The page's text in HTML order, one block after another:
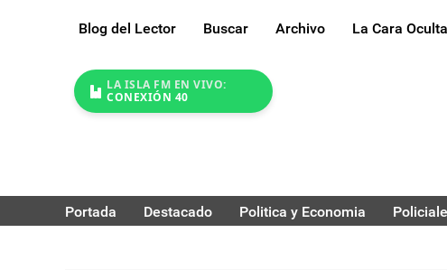
Blog del Lector Buscar Archivo La Cara Oculta
LA ISLA FM EN VIVO:
CONEXIÓN 40
Portada Destacado Politica y Economia